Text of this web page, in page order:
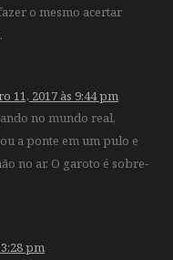
o mesmo acertar
11, 2017 às 9:44 pm
no mundo real,
a ponte em um pulo e
no ar. O garoto é sobre-
pm